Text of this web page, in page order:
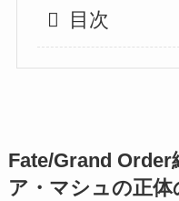
目次
Fate/Grand Order
ア・マシュの正体